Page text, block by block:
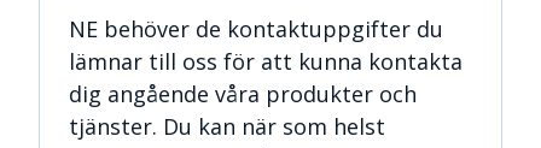
NE behöver de kontaktuppgifter du
lämnar till oss för att kunna kontakta
dig angående våra produkter och
tjänster. Du kan när som helst